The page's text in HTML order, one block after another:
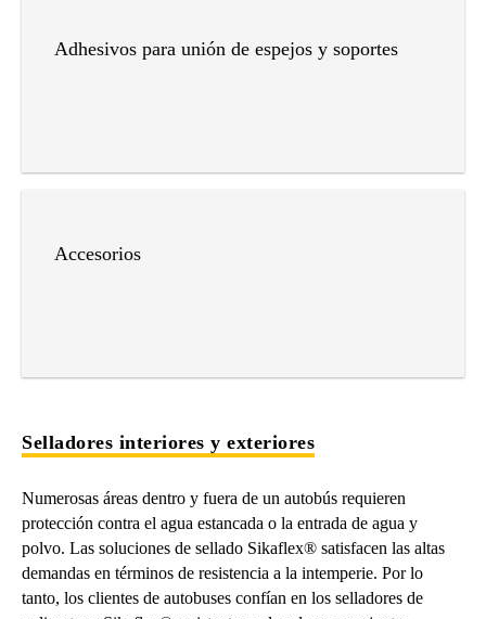
Adhesivos para unión de espejos y soportes
Accesorios
Selladores interiores y exteriores
Numerosas áreas dentro y fuera de un autobús requieren
protección contra el agua estancada o la entrada de agua y
polvo. Las soluciones de sellado Sikaflex® satisfacen las altas
demandas en términos de resistencia a la intemperie. Por lo
tanto, los clientes de autobuses confían en los selladores de